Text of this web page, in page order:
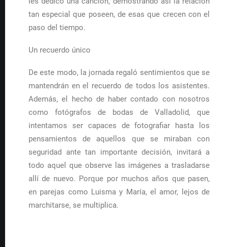
tan especial que poseen, de esas que crecen con el
paso del tiempo.
Un recuerdo único
De este modo, la jornada regaló sentimientos que se
mantendrán en el recuerdo de todos los asistentes.
Además, el hecho de haber contado con nosotros
como fotógrafos de bodas de Valladolid, que
intentamos ser capaces de fotografiar hasta los
pensamientos de aquellos que se miraban con
seguridad ante tan importante decisión, invitará a
todo aquel que observe las imágenes a trasladarse
allí de nuevo. Porque por muchos años que pasen,
en parejas como Luisma y María, el amor, lejos de
marchitarse, se multiplica.